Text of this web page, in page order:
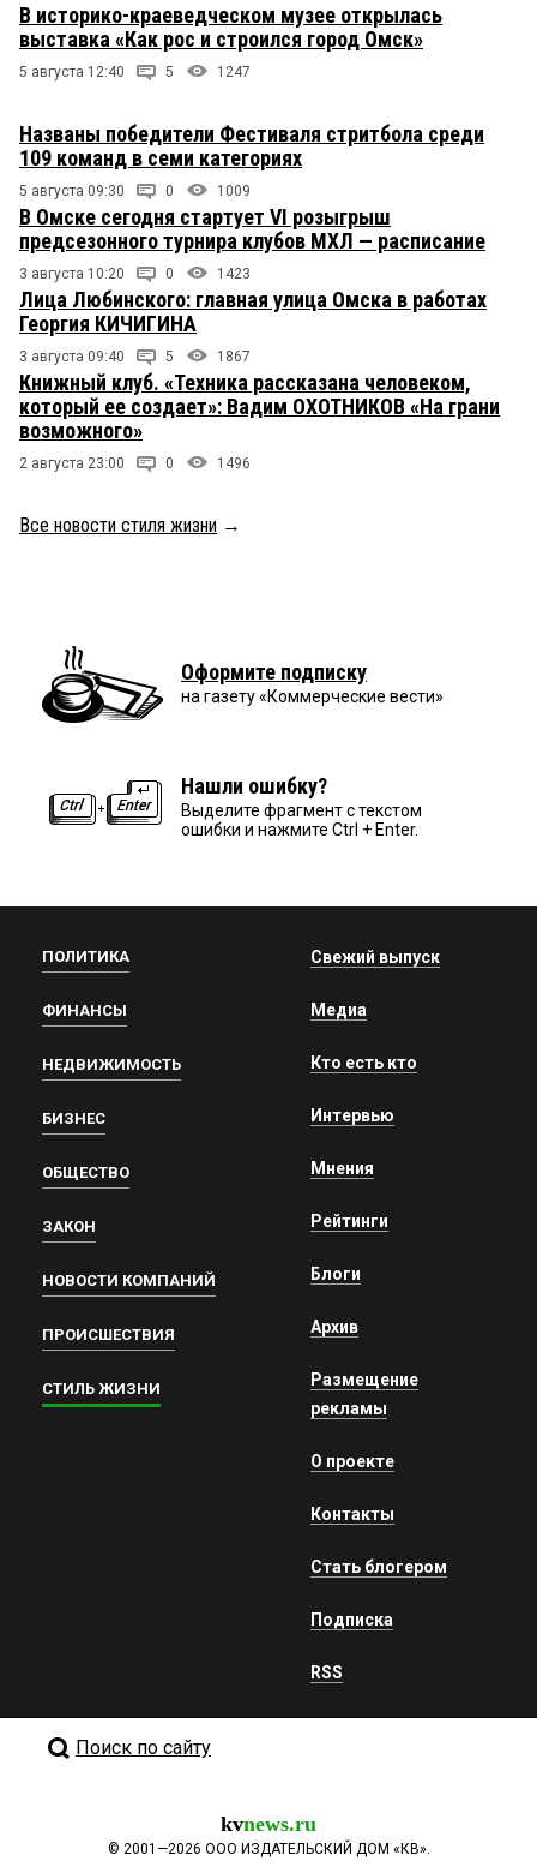
В историко-краеведческом музее открылась
выставка «Как рос и строился город Омск»
5 августа 12:40 5 1247
Названы победители Фестиваля стритбола среди
109 команд в семи категориях
5 августа 09:30 0 1009
В Омске сегодня стартует VI розыгрыш
предсезонного турнира клубов МХЛ — расписание
3 августа 10:20 0 1423
Лица Любинского: главная улица Омска в работах
Георгия КИЧИГИНА
3 августа 09:40 5 1867
Книжный клуб. «Техника рассказана человеком,
который ее создает»: Вадим ОХОТНИКОВ «На грани
возможного»
2 августа 23:00 0 1496
Все новости стиля жизни →
Оформите подписку
на газету «Коммерческие вести»
Нашли ошибку?
Выделите фрагмент с текстом
ошибки и нажмите Ctrl + Enter.
ПОЛИТИКА
ФИНАНСЫ
НЕДВИЖИМОСТЬ
БИЗНЕС
ОБЩЕСТВО
ЗАКОН
НОВОСТИ КОМПАНИЙ
ПРОИСШЕСТВИЯ
СТИЛЬ ЖИЗНИ
Свежий выпуск
Медиа
Кто есть кто
Интервью
Мнения
Рейтинги
Блоги
Архив
Размещение
рекламы
О проекте
Контакты
Стать блогером
Подписка
RSS
Поиск по сайту
kvnews.ru
© 2001—2026 ООО ИЗДАТЕЛЬСКИЙ ДОМ «КВ».